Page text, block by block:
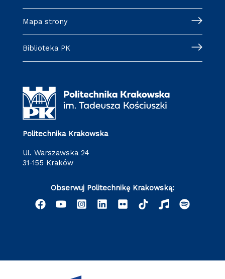
Mapa strony
Biblioteka PK
Politechnika Krakowska
ul. Warszawska 24
31-155 Kraków
Obserwuj Politechnikę Krakowską: